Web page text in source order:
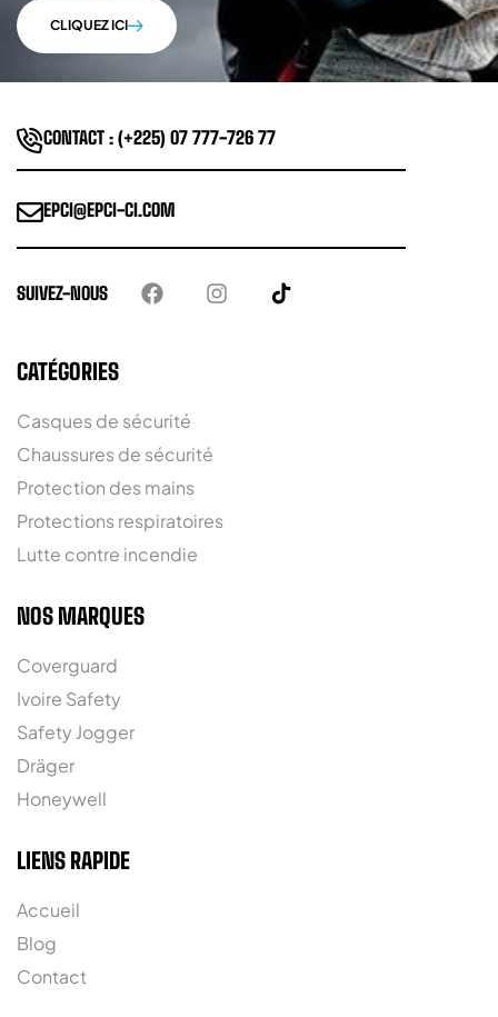
CLIQUEZ ICI
CONTACT : (+225) 07 777-726 77
EPCI@EPCI-CI.COM
SUIVEZ-NOUS
CATÉGORIES
Casques de sécurité
Chaussures de sécurité
Protection des mains
Protections respiratoires
Lutte contre incendie
NOS MARQUES
Coverguard
Ivoire Safety
Safety Jogger
Dräger
Honeywell
LIENS RAPIDE
Accueil
Blog
Contact